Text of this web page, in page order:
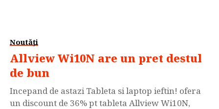
Noutăți
Allview Wi10N are un pret destul
de bun
Incepand de astazi Tableta si laptop ieftin! ofera
un discount de 36% pt tableta Allview Wi10N,